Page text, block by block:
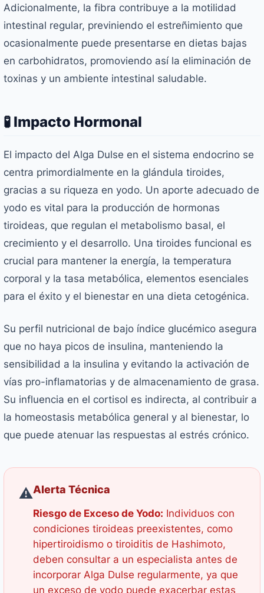
Adicionalmente, la fibra contribuye a la motilidad
intestinal regular, previniendo el estreñimiento que
ocasionalmente puede presentarse en dietas bajas
en carbohidratos, promoviendo así la eliminación de
toxinas y un ambiente intestinal saludable.
🧪 Impacto Hormonal
El impacto del Alga Dulse en el sistema endocrino se
centra primordialmente en la glándula tiroides,
gracias a su riqueza en yodo. Un aporte adecuado de
yodo es vital para la producción de hormonas
tiroideas, que regulan el metabolismo basal, el
crecimiento y el desarrollo. Una tiroides funcional es
crucial para mantener la energía, la temperatura
corporal y la tasa metabólica, elementos esenciales
para el éxito y el bienestar en una dieta cetogénica.
Su perfil nutricional de bajo índice glucémico asegura
que no haya picos de insulina, manteniendo la
sensibilidad a la insulina y evitando la activación de
vías pro-inflamatorias y de almacenamiento de grasa.
Su influencia en el cortisol es indirecta, al contribuir a
la homeostasis metabólica general y al bienestar, lo
que puede atenuar las respuestas al estrés crónico.
⚠️Alerta Técnica
Riesgo de Exceso de Yodo: Individuos con
condiciones tiroideas preexistentes, como
hipertiroidismo o tiroiditis de Hashimoto,
deben consultar a un especialista antes de
incorporar Alga Dulse regularmente, ya que
un exceso de yodo puede exacerbar estas